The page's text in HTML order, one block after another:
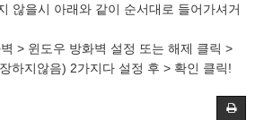
않을시 아래와 같이 순서대로 들어가셔거
> 윈도우 방화벽 설정 또는 해제 클릭 >
하지않음) 2가지다 설정 후 > 확인 클릭!